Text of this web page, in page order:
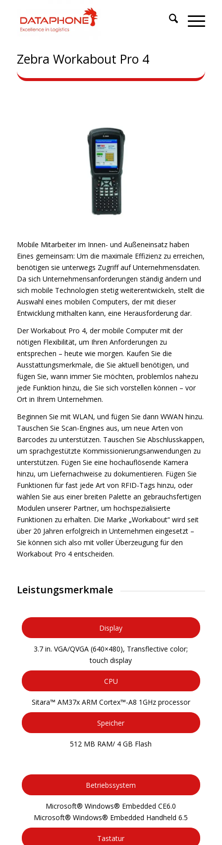
Zebra Workabout Pro 4
Mobile Mitarbeiter im Innen- und Außeneinsatz haben
Eines gemeinsam: Um die maximale Effizienz zu erreichen,
benötigen sie unterwegs Zugriff auf Unternehmensdaten.
Da sich Unternehmensanforderungen ständig ändern und
sich mobile Technologien stetig weiterentwickeln, stellt die
Auswahl eines mobilen Computers, der mit dieser
Entwicklung mithalten kann, eine Herausforderung dar.
Der Workabout Pro 4, der mobile Computer mit der
nötigen Flexibilität, um Ihren Anforderungen zu
entsprechen – heute wie morgen. Kaufen Sie die
Ausstattungsmerkmale, die Sie aktuell benötigen, und
fügen Sie, wann immer Sie möchten, problemlos nahezu
jede Funktion hinzu, die Sie sich vorstellen können – vor
Ort in Ihrem Unternehmen.
Beginnen Sie mit WLAN, und fügen Sie dann WWAN hinzu.
Tauschen Sie Scan-Engines aus, um neue Arten von
Barcodes zu unterstützen. Tauschen Sie Abschlusskappen,
um sprachgestützte Kommissionierungsanwendungen zu
unterstützen. Fügen Sie eine hochauflösende Kamera
hinzu, um Liefernachweise zu dokumentieren. Fügen Sie
Funktionen für fast jede Art von RFID-Tags hinzu, oder
wählen Sie aus einer breiten Palette an gebrauchsfertigen
Modulen unserer Partner, um hochspezialisierte
Funktionen zu erhalten. Die Marke „Workabout“ wird seit
über 20 Jahren erfolgreich in Unternehmen eingesetzt –
Sie können sich also mit voller Überzeugung für den
Workabout Pro 4 entscheiden.
Leistungsmerkmale
Display
3.7 in. VGA/QVGA (640×480), Transflective color;
touch display
CPU
Sitara™ AM37x ARM Cortex™-A8 1GHz processor
Speicher
512 MB RAM/ 4 GB Flash
Betriebssystem
Microsoft® Windows® Embedded CE6.0
Microsoft® Windows® Embedded Handheld 6.5
Tastatur